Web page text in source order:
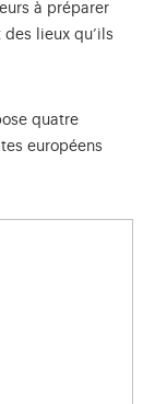
à préparer
lieux qu’ils
quatre
européens